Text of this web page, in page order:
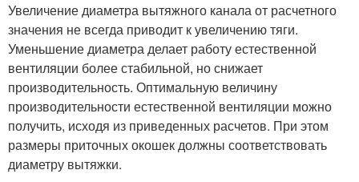
Увеличение диаметра вытяжного канала от расчетного
значения не всегда приводит к увеличению тяги.
Уменьшение диаметра делает работу естественной
вентиляции более стабильной, но снижает
производительность. Оптимальную величину
производительности естественной вентиляции можно
получить, исходя из приведенных расчетов. При этом
размеры приточных окошек должны соответствовать
диаметру вытяжки.